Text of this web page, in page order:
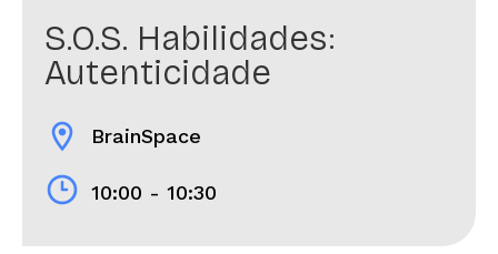
S.O.S. Habilidades:
Autenticidade
location_on BrainSpace
10:00 - 10:30